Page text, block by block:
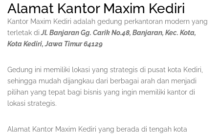
Alamat Kantor Maxim Kediri
Kantor Maxim Kediri adalah gedung perkantoran modern yang
terletak diJl. Banjaran Gg. Carik No.48, Banjaran, Kec. Kota,
Kota Kediri, Jawa Timur 64129
Gedung ini memiliki lokasi yang strategis di pusat kota Kediri,
sehingga mudah dijangkau dari berbagai arah dan menjadi
pilihan yang tepat bagi bisnis yang ingin memiliki kantor di
lokasi strategis.
Alamat Kantor Maxim Kediri yang berada di tengah kota